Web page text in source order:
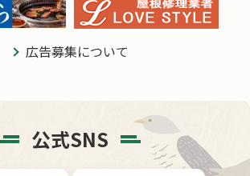
広告募集について
公式SNS